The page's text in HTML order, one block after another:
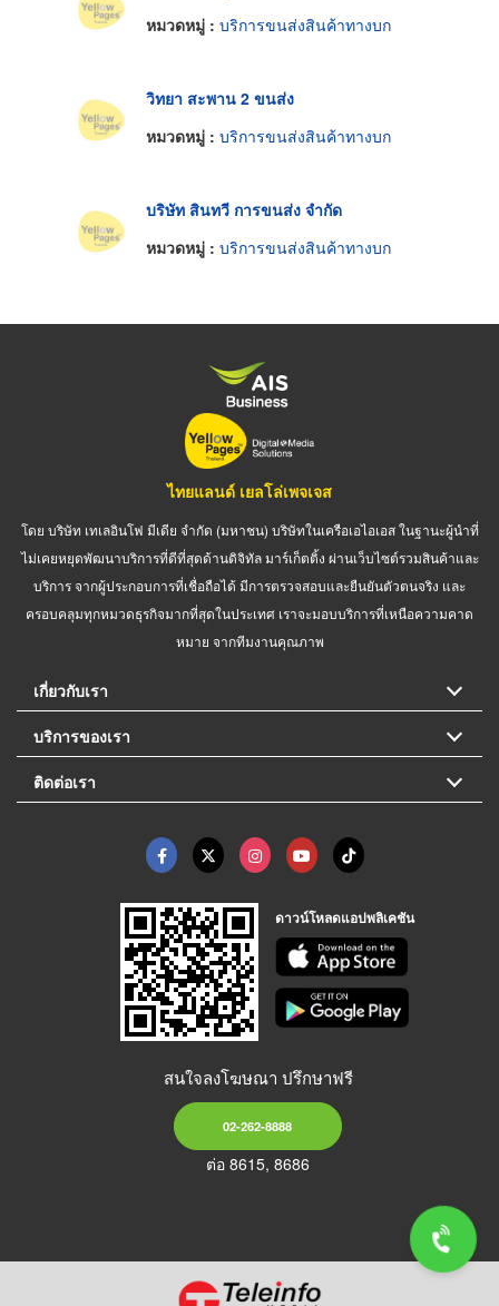
หมวดหมู่ : บริการขนส่งสินค้าทางบก
วิทยา สะพาน 2 ขนส่ง
หมวดหมู่ : บริการขนส่งสินค้าทางบก
บริษัท สินทวี การขนส่ง จำกัด
หมวดหมู่ : บริการขนส่งสินค้าทางบก
ไทยแลนด์ เยลโล่เพจเจส
โดย บริษัท เทเลอินโฟ มีเดีย จำกัด (มหาชน) บริษัทในเครือเอไอเอส ในฐานะผู้นำที่
ไม่เคยหยุดพัฒนาบริการที่ดีที่สุดด้านดิจิทัล มาร์เก็ตติ้ง ผ่านเว็บไซต์รวมสินค้าและ
บริการ จากผู้ประกอบการที่เชื่อถือได้ มีการตรวจสอบและยืนยันตัวตนจริง และ
ครอบคลุมทุกหมวดธุรกิจมากที่สุดในประเทศ เราจะมอบบริการที่เหนือความคาด
หมาย จากทีมงานคุณภาพ
เกี่ยวกับเรา
บริการของเรา
ติดต่อเรา
ดาวน์โหลดแอปพลิเคชัน
สนใจลงโฆษณา ปรึกษาฟรี
02-262-8888
ต่อ 8615, 8686